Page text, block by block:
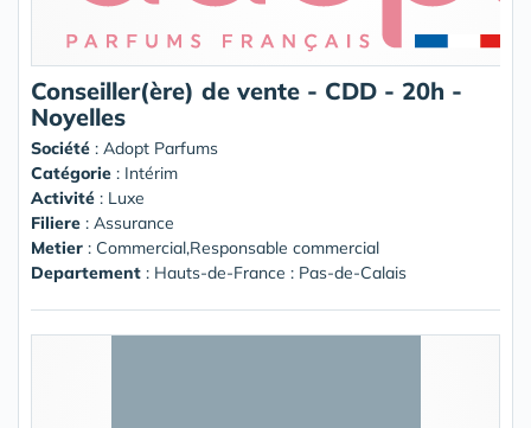
Conseiller(ère) de vente - CDD - 20h -
Noyelles
Société : Adopt Parfums
Catégorie : Intérim
Activité : Luxe
Filiere : Assurance
Metier : Commercial,Responsable commercial
Departement : Hauts-de-France : Pas-de-Calais